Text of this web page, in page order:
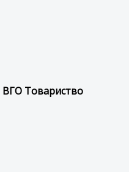
ВГО Товариство